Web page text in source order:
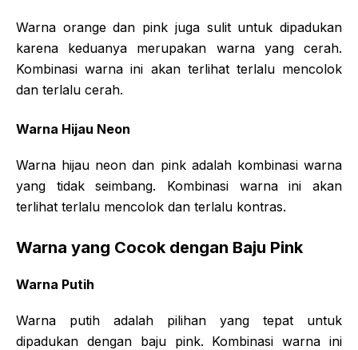
Warna orange dan pink juga sulit untuk dipadukan
karena keduanya merupakan warna yang cerah.
Kombinasi warna ini akan terlihat terlalu mencolok
dan terlalu cerah.
Warna Hijau Neon
Warna hijau neon dan pink adalah kombinasi warna
yang tidak seimbang. Kombinasi warna ini akan
terlihat terlalu mencolok dan terlalu kontras.
Warna yang Cocok dengan Baju Pink
Warna Putih
Warna putih adalah pilihan yang tepat untuk
dipadukan dengan baju pink. Kombinasi warna ini